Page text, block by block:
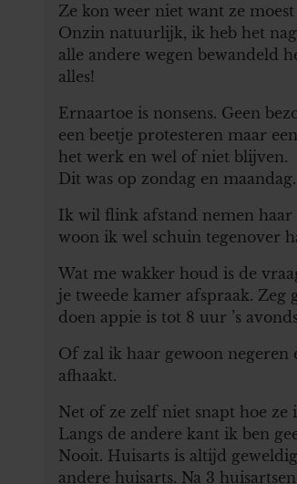
Ze kon weer niet want ze
Onzin natuurlijk, ik heb het
alle andere wegen bewandeld
alles!
Ernaartoe is nonsens. Geen
een beetje protesteren maar
het werk en wel of niet blijven.
Dit was op zondag en
Ik wil flink afstand nemen
woon ik wel schuin tegenover
Wat me wakker houd is de
je tweede kamer afspraak. Zeg
doen appie is tot 8 uur ’s
Of zal ik haar gewoon
afhaakt.
Net of ze zelf niet snapt hoe ze
Langs de andere kant ik ben
Nooit. Huisarts is altijd
andere huisarts. Na 3